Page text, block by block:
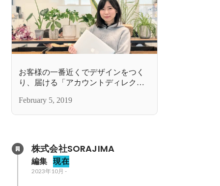
お客様の一番近くでデザインをつく
り、届ける「アカウントディレクタ
February 5, 2019
株式会社SORAJIMA
編集 現在
2023年10月 -